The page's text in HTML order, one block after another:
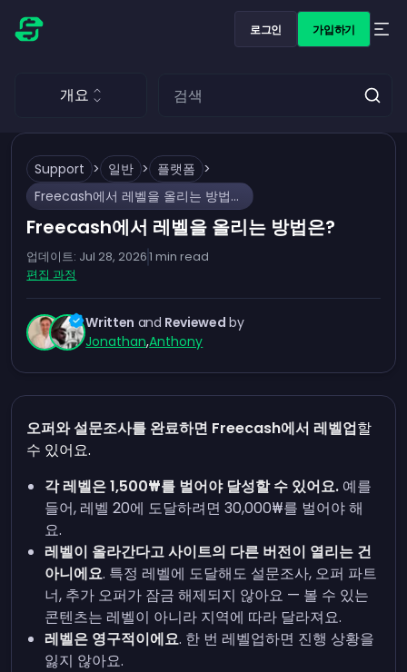
로그인 가입하기
개요
Support > 일반 > 플랫폼 >
Freecash에서 레벨을 올리는 방법은?
Freecash에서 레벨을 올리는 방법은?
업데이트: Jul 28, 20261 min read
편집 과정
Written and Reviewed by
Jonathan,Anthony
오퍼와 설문조사를 완료하면 Freecash에서 레벨업할
수 있어요.
각 레벨은 1,500₩를 벌어야 달성할 수 있어요. 예를
들어, 레벨 20에 도달하려면 30,000₩를 벌어야 해
요.
레벨이 올라간다고 사이트의 다른 버전이 열리는 건
아니에요. 특정 레벨에 도달해도 설문조사, 오퍼 파트
너, 추가 오퍼가 잠금 해제되지 않아요 — 볼 수 있는
콘텐츠는 레벨이 아니라 지역에 따라 달라져요.
레벨은 영구적이에요. 한 번 레벨업하면 진행 상황을
잃지 않아요.